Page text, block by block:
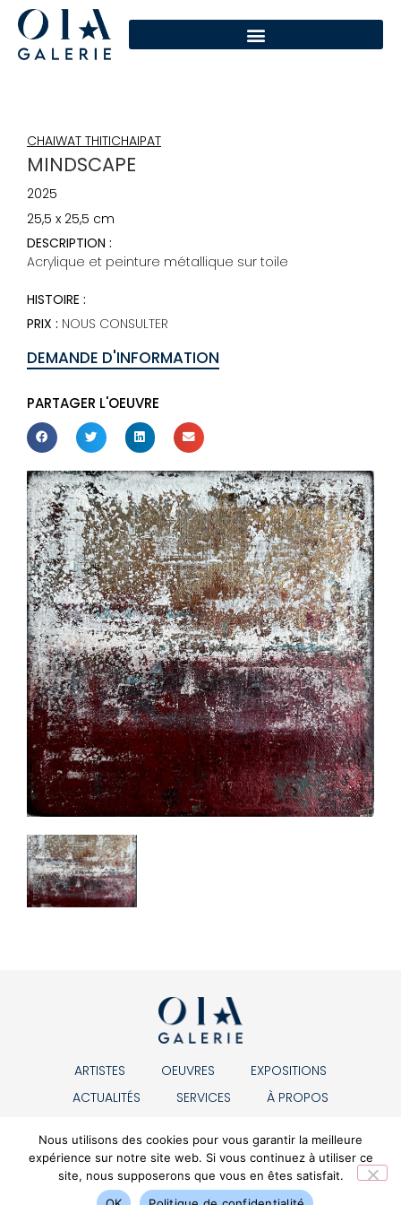
CHAIWAT THITICHAIPAT
MINDSCAPE
2025
25,5 x 25,5 cm
DESCRIPTION :
Acrylique et peinture métallique sur toile
HISTOIRE :
PRIX : NOUS CONSULTER
DEMANDE D'INFORMATION
PARTAGER L'OEUVRE
ARTISTES OEUVRES
EXPOSITIONS
ACTUALITÉS
SERVICES
À PROPOS
Nous utilisons des cookies pour vous garantir la meilleure
expérience sur notre site web. Si vous continuez à utiliser ce
site, nous supposerons que vous en êtes satisfait.